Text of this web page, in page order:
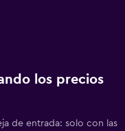
los precios
de entrada: solo con las